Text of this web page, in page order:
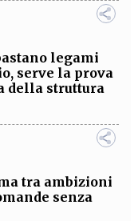
legami
serve la prova
della struttura
tra ambizioni
senza